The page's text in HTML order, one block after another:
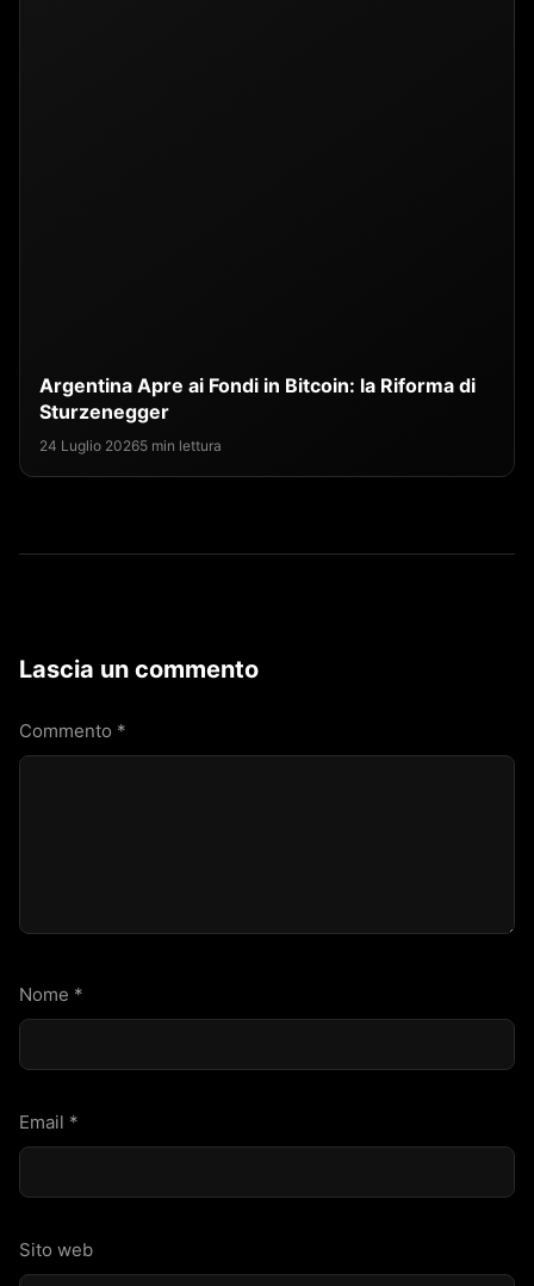
Argentina Apre ai Fondi in Bitcoin: la Riforma di
Sturzenegger
24 Luglio 20265 min lettura
Lascia un commento
Commento *
Nome *
Email *
Sito web